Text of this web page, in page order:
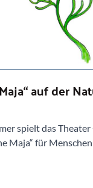
auf der
spielt das
Maja“ für